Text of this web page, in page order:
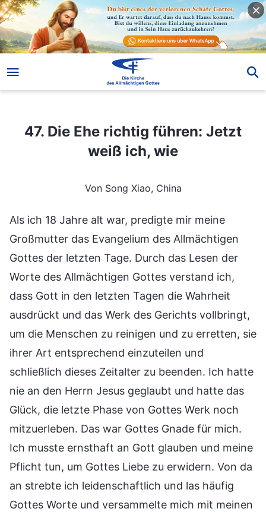
47. Die Ehe richtig führen: Jetzt weiß ich, wie
47. Die Ehe richtig führen: Jetzt
weiß ich, wie
Von Song Xiao, China
Als ich 18 Jahre alt war, predigte mir meine
Großmutter das Evangelium des Allmächtigen
Gottes der letzten Tage. Durch das Lesen der
Worte des Allmächtigen Gottes verstand ich,
dass Gott in den letzten Tagen die Wahrheit
ausdrückt und das Werk des Gerichts vollbringt,
um die Menschen zu reinigen und zu erretten, sie
ihrer Art entsprechend einzuteilen und
schließlich dieses Zeitalter zu beenden. Ich hatte
nie an den Herrn Jesus geglaubt und hatte das
Glück, die letzte Phase von Gottes Werk noch
mitzuerleben. Das war Gottes Gnade für mich.
Ich musste ernsthaft an Gott glauben und meine
Pflicht tun, um Gottes Liebe zu erwidern. Von da
an strebte ich leidenschaftlich und las häufig
Gottes Worte und versammelte mich mit meinen